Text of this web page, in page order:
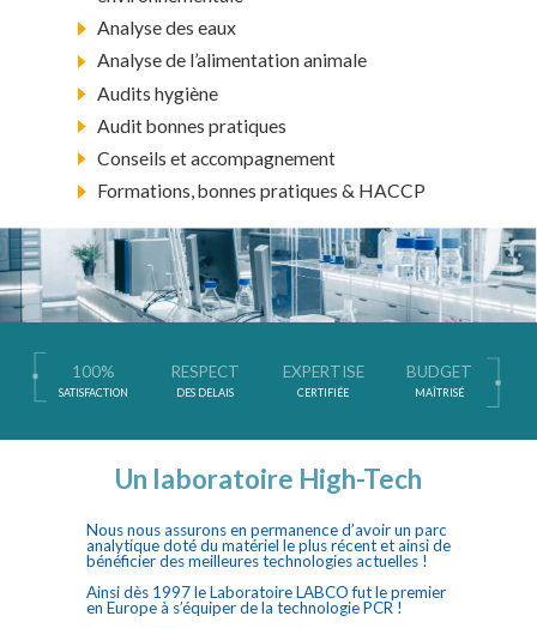
Analyse des eaux
Analyse de l’alimentation animale
Audits hygiène
Audit bonnes pratiques
Conseils et accompagnement
Formations, bonnes pratiques & HACCP
100%
SATISFACTION
RESPECT
DES DELAIS
EXPERTISE
CERTIFIÉE
BUDGET
MAÎTRISÉ
Un laboratoire High-Tech
Nous nous assurons en permanence d’avoir un parc
analytique doté du matériel le plus récent et ainsi de
bénéficier des meilleures technologies actuelles !
Ainsi dès 1997 le Laboratoire LABCO fut le premier
en Europe à s’équiper de la technologie PCR !